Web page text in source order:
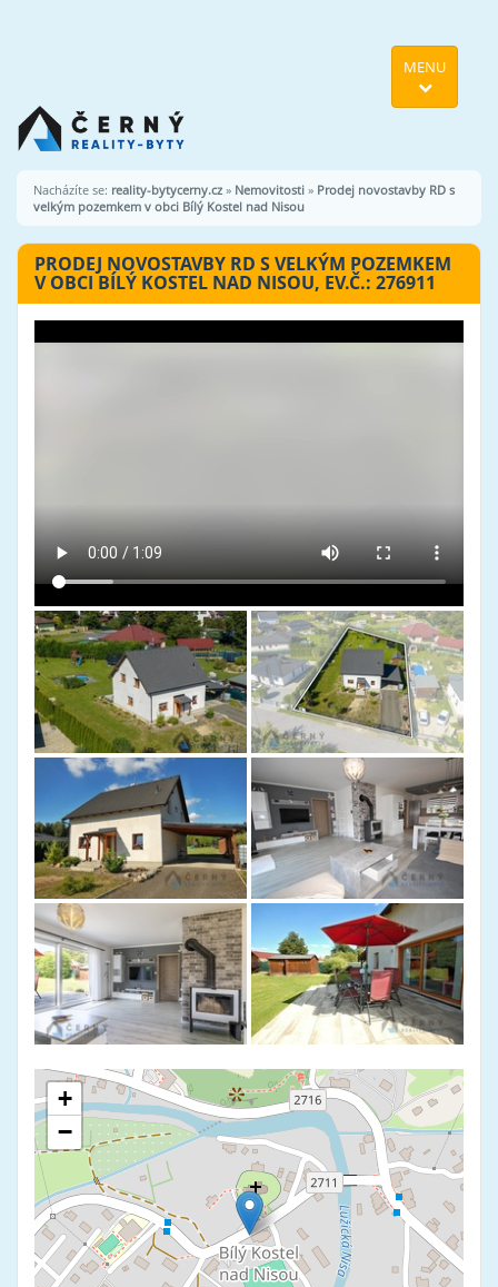
MENU
Nacházíte se: reality-bytycerny.cz » Nemovitosti » Prodej novostavby RD s
velkým pozemkem v obci Bílý Kostel nad Nisou
PRODEJ NOVOSTAVBY RD S VELKÝM POZEMKEM
V OBCI BÍLÝ KOSTEL NAD NISOU, EV.Č.: 276911
+
−